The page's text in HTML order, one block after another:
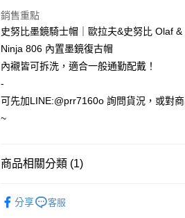
7-11取貨付款(安全帽一頂以上請選宅配)
每筆NT$60，滿NT$1,000(含以上)免運費
宅配
每筆NT$100，滿NT$1,000(含以上)免運費
銷售重點
史努比墨鏡騎士帽｜歐拉夫&史努比 Olaf
Ninja 806 內置墨鏡復古帽
內襯皆可拆洗，適合一般通勤配戴！
-
可先加LINE:@prr7160o 詢問貨況，或對
~
商品相關分類 (1)
分享
客服